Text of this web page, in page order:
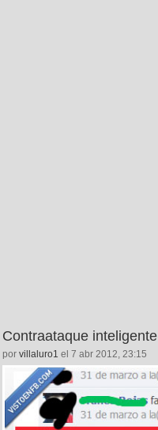
Contraataque inteligente
por villaluro1 el 7 abr 2012, 23:15